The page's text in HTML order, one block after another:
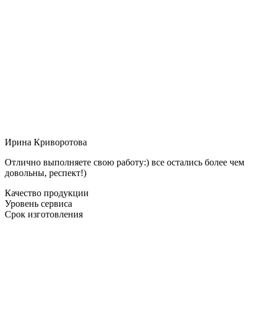
Ирина Криворотова
Отлично выполняете свою работу:) все остались более чем
довольны, респект!)
Качество продукции
Уровень сервиса
Срок изготовления